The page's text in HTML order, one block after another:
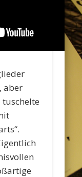
aber
tuschelte